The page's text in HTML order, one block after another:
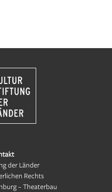
der Länder
Rechts
– Theaterbau